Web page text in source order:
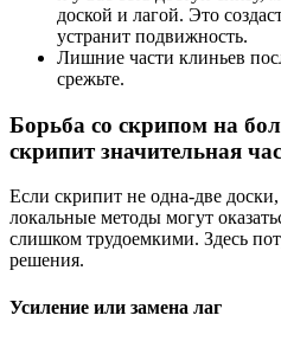
доской и лагой. Это
устранит подвижность.
Лишние части клиньев
срежьте.
Борьба со скрипом на
скрипит значительная
Если скрипит не одна-две
локальные методы могут
слишком трудоемкими. Здесь
решения.
Усиление или замена лаг